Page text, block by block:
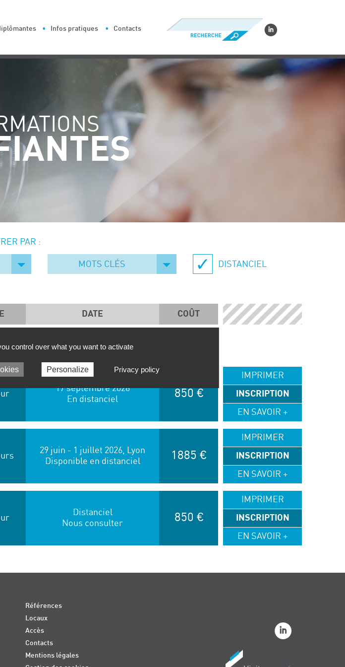
Infos pratiques Contacts
PAR :
MOTS CLÉS DISTANCIEL
DATE COÛT
17 septembre 2026
En distanciel
850 €
IMPRIMER
INSCRIPTION
EN SAVOIR +
29 juin - 1 juillet 2026, Lyon
Disponible en distanciel
1885 €
IMPRIMER
INSCRIPTION
EN SAVOIR +
Distanciel
Nous consulter
850 €
IMPRIMER
INSCRIPTION
EN SAVOIR +
Références
Locaux
Accès
Contacts
Mentions légales
control over what you want to activate
Personalize Privacy policy